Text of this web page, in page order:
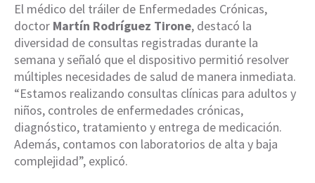
El médico del tráiler de Enfermedades Crónicas,
doctor Martín Rodríguez Tirone, destacó la
diversidad de consultas registradas durante la
semana y señaló que el dispositivo permitió resolver
múltiples necesidades de salud de manera inmediata.
“Estamos realizando consultas clínicas para adultos y
niños, controles de enfermedades crónicas,
diagnóstico, tratamiento y entrega de medicación.
Además, contamos con laboratorios de alta y baja
complejidad”, explicó.